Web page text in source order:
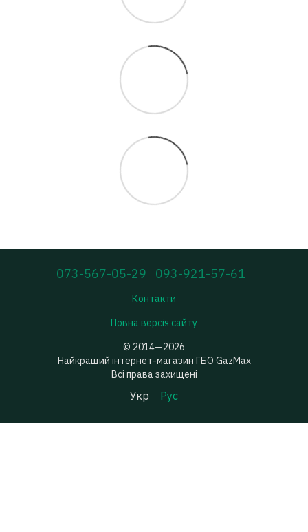
073-567-05-29 093-921-57-61
Контакти
Повна версія сайту
© 2014—2026
Найкращий інтернет-магазин ГБО GazMax
Всі права захищені
Укр Рус